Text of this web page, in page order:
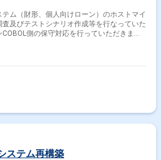
ム（財形、個人向けローン）のホストマイ
及びテストシナリオ作成等を行なっていた
側の保守対応を行っていただきま
ステム再構築
ら探す
ア